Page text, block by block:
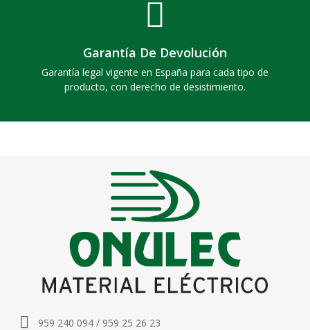
Garantía De Devolución
Garantía legal vigente en España para cada tipo de
producto, con derecho de desistimiento.
959 240 094 / 959 25 26 23